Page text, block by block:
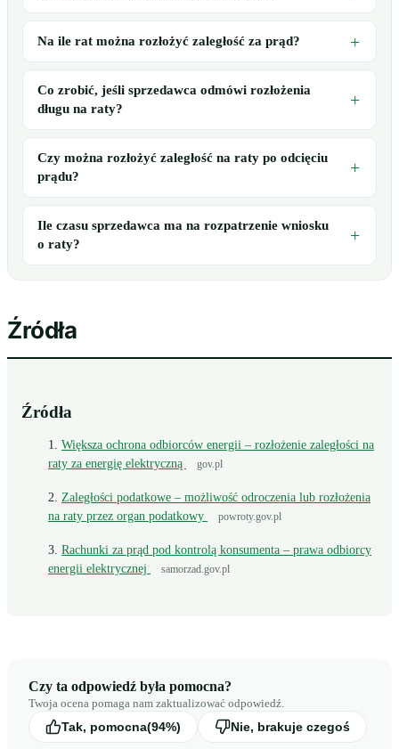
Na ile rat można rozłożyć zaległość za prąd?
Co zrobić, jeśli sprzedawca odmówi rozłożenia
długu na raty?
Czy można rozłożyć zaległość na raty po odcięciu
prądu?
Ile czasu sprzedawca ma na rozpatrzenie wniosku
o raty?
Źródła
Źródła
Większa ochrona odbiorców energii – rozłożenie zaległości na
raty za energię elektryczną
gov.pl
Zaległości podatkowe – możliwość odroczenia lub rozłożenia
na raty przez organ podatkowy
powroty.gov.pl
Rachunki za prąd pod kontrolą konsumenta – prawa odbiorcy
energii elektrycznej
samorzad.gov.pl
Czy ta odpowiedź była pomocna?
Twoja ocena pomaga nam zaktualizować odpowiedź.
Tak, pomocna(94%) Nie, brakuje czegoś